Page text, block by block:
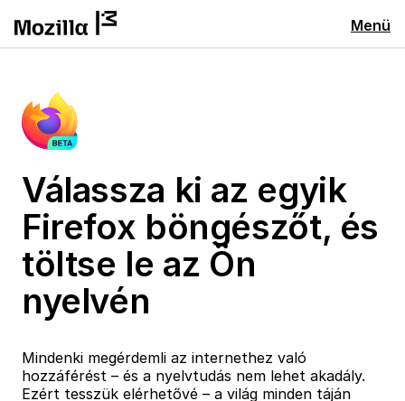
Menü
Válassza ki az egyik
Firefox böngészőt, és
töltse le az Ön
nyelvén
Mindenki megérdemli az internethez való
hozzáférést – és a nyelvtudás nem lehet akadály.
Ezért tesszük elérhetővé – a világ minden táján